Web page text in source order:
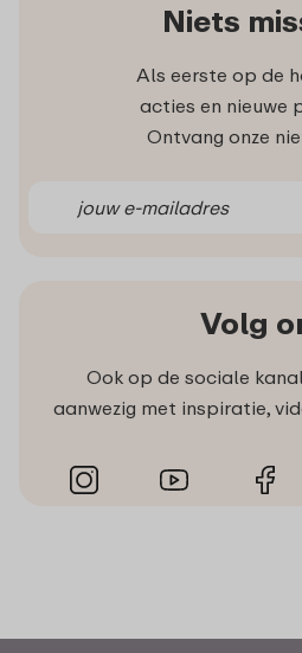
Niets
Als eerste op de
acties en nieuwe
Ontvang onze
Volg
Ook op de sociale
aanwezig met inspiratie,